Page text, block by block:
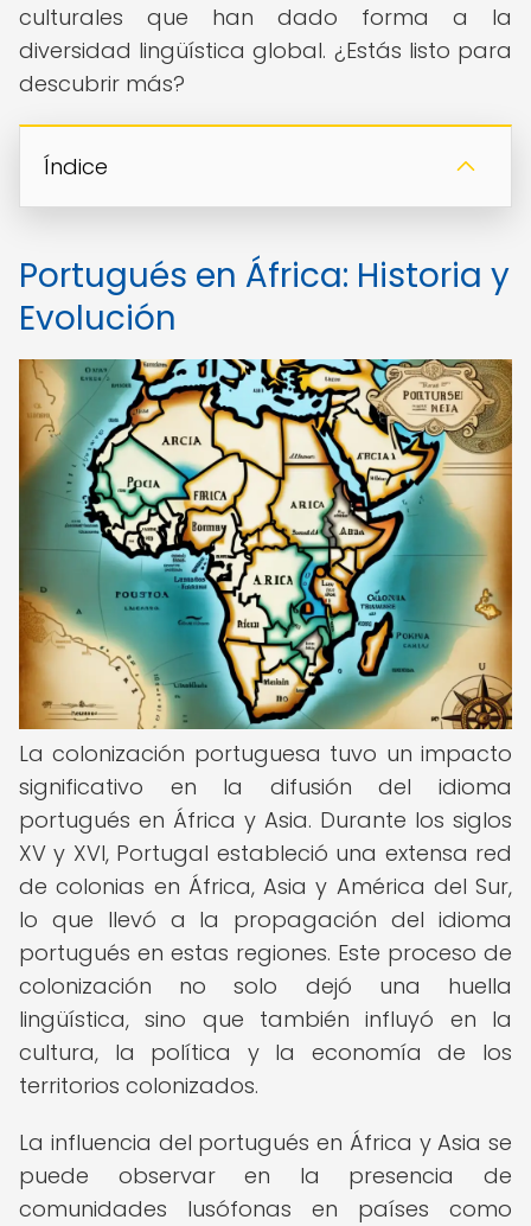
culturales que han dado forma a la
diversidad lingüística global. ¿Estás listo para
descubrir más?
Índice
Portugués en África: Historia y
Evolución
La colonización portuguesa tuvo un impacto
significativo en la difusión del idioma
portugués en África y Asia. Durante los siglos
XV y XVI, Portugal estableció una extensa red
de colonias en África, Asia y América del Sur,
lo que llevó a la propagación del idioma
portugués en estas regiones. Este proceso de
colonización no solo dejó una huella
lingüística, sino que también influyó en la
cultura, la política y la economía de los
territorios colonizados.
La influencia del portugués en África y Asia se
puede observar en la presencia de
comunidades lusófonas en países como